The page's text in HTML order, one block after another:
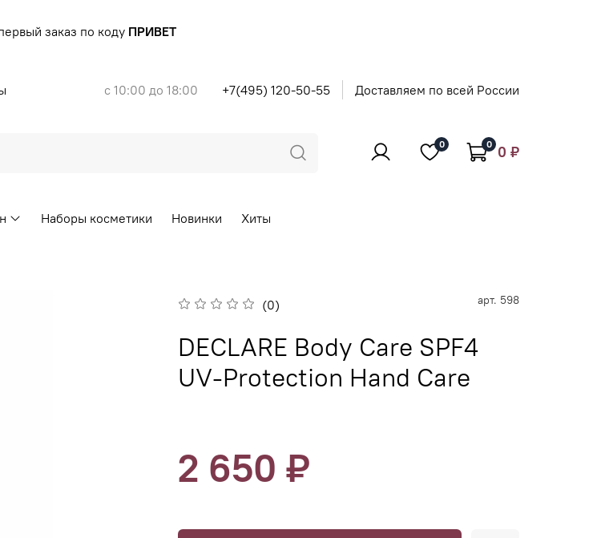
заказ по коду ПРИВЕТ
с 10:00 до 18:00 +7(495) 120-50-55 Доставляем по всей России
0 0 0 ₽
Наборы косметики Новинки Хиты
(0) арт. 598
DECLARE Body Care SPF4
UV-Protection Hand Care
2 650 ₽